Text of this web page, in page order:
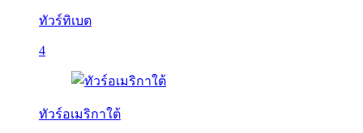
ทัวร์ทิเบต
4
ทัวร์อเมริกาใต้